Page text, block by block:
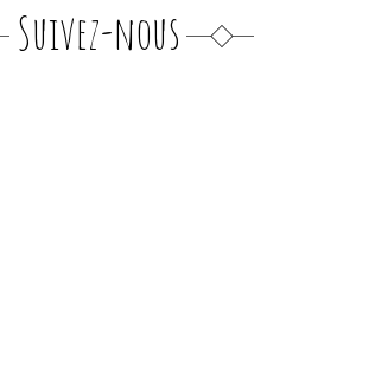
Suivez-nous